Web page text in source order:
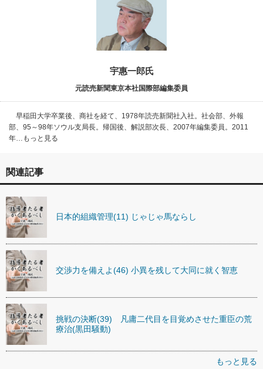
宇惠一郎氏
元読売新聞東京本社国際部編集委員
早稲田大学卒業後、商社を経て、1978年読売新聞社入社。社会部、外報
部、95～98年ソウル支局長。帰国後、解説部次長、2007年編集委員。2011
年…もっと見る
関連記事
日本的組織管理(11) じゃじゃ馬ならし
交渉力を備えよ(46) 小異を残して大同に就く智恵
挑戦の決断(39) 凡庸二代目を目覚めさせた重臣の荒
療治(黒田騒動)
もっと見る